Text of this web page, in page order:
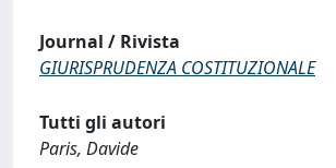
Journal / Rivista
GIURISPRUDENZA COSTITUZIONALE
Tutti gli autori
Paris, Davide